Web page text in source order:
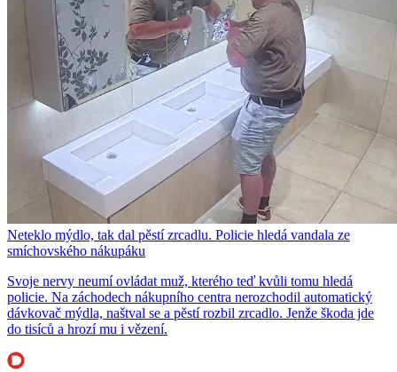
Neteklo mýdlo, tak dal pěstí zrcadlu. Policie hledá vandala ze
smíchovského nákupáku
Svoje nervy neumí ovládat muž, kterého teď kvůli tomu hledá
policie. Na záchodech nákupního centra nerozchodil automatický
dávkovač mýdla, naštval se a pěstí rozbil zrcadlo. Jenže škoda jde
do tisíců a hrozí mu i vězení.